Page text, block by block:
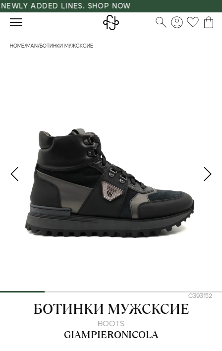
ADDED LINES. SHOP NOW
HOME/MAN/БОТИНКИ МУЖСКСИЕ
C393152
GIAMPIERONICOLA
БОТИНКИ МУЖСКСИЕ
BOOTS
GIAMPIERONICOLA